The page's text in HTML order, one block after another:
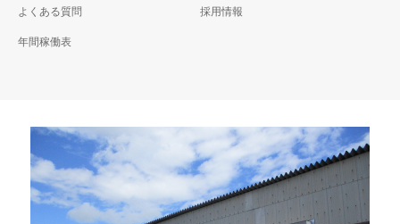
よくある質問
年間稼働表
採用情報